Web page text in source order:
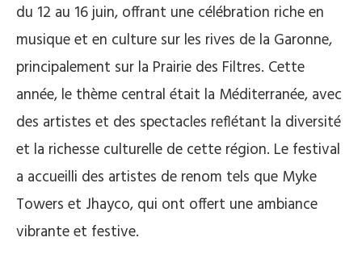
du 12 au 16 juin, offrant une célébration riche en
musique et en culture sur les rives de la Garonne,
principalement sur la Prairie des Filtres. Cette
année, le thème central était la Méditerranée, avec
des artistes et des spectacles reflétant la diversité
et la richesse culturelle de cette région. Le festival
a accueilli des artistes de renom tels que Myke
Towers et Jhayco, qui ont offert une ambiance
vibrante et festive​.